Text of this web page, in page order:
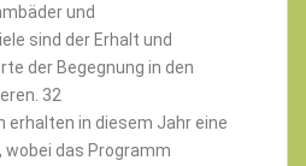
und
sind der Erhalt und
der Begegnung in den
32
erhalten in diesem Jahr eine
wobei das Programm